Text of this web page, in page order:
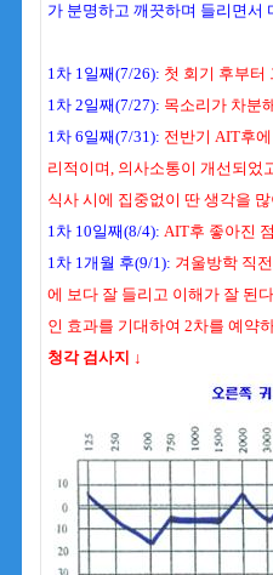
가 분명하고 깨끗하며 들리면서
1차 1일째(7/26): 첫 회기 후부터
1차 2일째(7/27): 목소리가 차분
1차 6일째(7/31): 전반기 AIT후
리적이며, 의사소통이 개선되었
식사 시에 집중없이 딴 생각을
1차 10일째(8/4): AIT후 좋아진
1차 1개월 후(9/1): 겨울방학 직
에 보다 잘 들리고 이해가 잘 된
인 효과를 기대하여 2차를 예약
청각 검사지 ↓